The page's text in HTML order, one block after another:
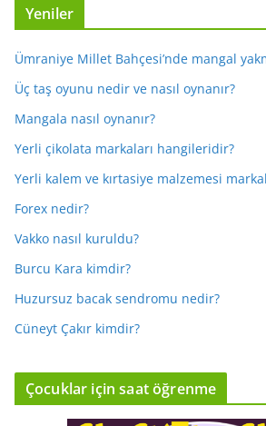
Yeniler
Ümraniye Millet Bahçesi’nde mangal
Üç taş oyunu nedir ve nasıl oynanır?
Mangala nasıl oynanır?
Yerli çikolata markaları hangileridir?
Yerli kalem ve kırtasiye malzemesi
Forex nedir?
Vakko nasıl kuruldu?
Burcu Kara kimdir?
Huzursuz bacak sendromu nedir?
Cüneyt Çakır kimdir?
Çocuklar için saat öğrenme